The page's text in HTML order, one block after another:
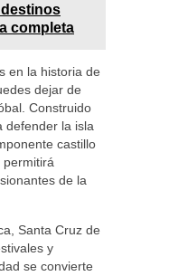
completa
en la historia de
dejar de
Construido
defender la isla
castillo
de la
Santa Cruz de
y
se convierte